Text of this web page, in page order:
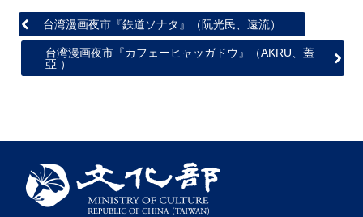
ム
サ
ト
台湾漫画夜市『鉄道ソナタ』（阮光民、遠流）
台湾漫画夜市『カフェーヒャッガドウ』（AKRU、蓋
亞 ）